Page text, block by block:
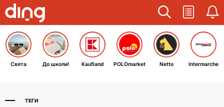
Свята До школи! Kaufland POLOmarket Netto Intermarche
ТЕГИ